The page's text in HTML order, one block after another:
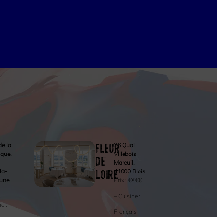
la
:
Fleur
de
Loire
26 Quai
Villebois
Mareuil,
41000 Blois
Prix : €€€€
– Cuisine :
Français